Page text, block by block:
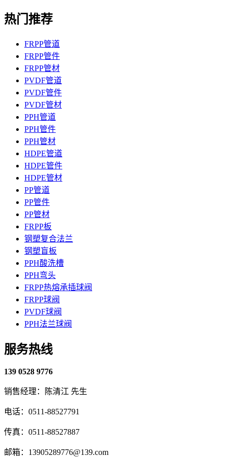
热门推荐
FRPP管道
FRPP管件
FRPP管材
PVDF管道
PVDF管件
PVDF管材
PPH管道
PPH管件
PPH管材
HDPE管道
HDPE管件
HDPE管材
PP管道
PP管件
PP管材
FRPP板
钢塑复合法兰
钢塑盲板
PPH酸洗槽
PPH弯头
FRPP热熔承插球阀
FRPP球阀
PVDF球阀
PPH法兰球阀
服务热线
139 0528 9776
销售经理：陈清江 先生
电话：0511-88527791
传真：0511-88527887
邮箱：13905289776@139.com